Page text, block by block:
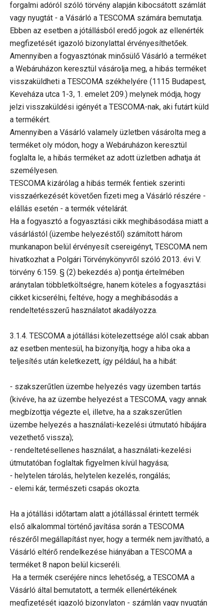
forgalmi adóról szóló törvény alapján kibocsátott számlát
vagy nyugtát - a Vásárló a TESCOMA számára bemutatja.
Ebben az esetben a jótállásból eredő jogok az ellenérték
megfizetését igazoló bizonylattal érvényesíthetőek.
Amennyiben a fogyasztónak minősülő Vásárló a terméket
a Webáruházon keresztül vásárolja meg, a hibás terméket
visszaküldheti a TESCOMA székhelyére (1115 Budapest,
Keveháza utca 1-3, 1. emelet 209.) melynek módja, hogy
jelzi visszaküldési igényét a TESCOMA-nak, aki futárt küld
a termékért.
Amennyiben a Vásárló valamely üzletben vásárolta meg a
terméket oly módon, hogy a Webáruházon keresztül
foglalta le, a hibás terméket az adott üzletben adhatja át
személyesen.
TESCOMA kizárólag a hibás termék fentiek szerinti
visszaérkezését követően fizeti meg a Vásárló részére -
elállás esetén - a termék vételárát.
Ha a fogyasztó a fogyasztási cikk meghibásodása miatt a
vásárlástól (üzembe helyezéstől) számított három
munkanapon belül érvényesít csereigényt, TESCOMA nem
hivatkozhat a Polgári Törvénykönyvről szóló 2013. évi V.
törvény 6:159. § (2) bekezdés a) pontja értelmében
aránytalan többletköltségre, hanem köteles a fogyasztási
cikket kicserélni, feltéve, hogy a meghibásodás a
rendeltetésszerű használatot akadályozza.
3.1.4. TESCOMA a jótállási kötelezettsége alól csak abban
az esetben mentesül, ha bizonyítja, hogy a hiba oka a
teljesítés után keletkezett, így például, ha a hibát:
- szakszerűtlen üzembe helyezés vagy üzemben tartás
(kivéve, ha az üzembe helyezést a TESCOMA, vagy annak
megbízottja végezte el, illetve, ha a szakszerűtlen
üzembe helyezés a használati-kezelési útmutató hibájára
vezethető vissza);
- rendeltetésellenes használat, a használati-kezelési
útmutatóban foglaltak figyelmen kívül hagyása;
- helytelen tárolás, helytelen kezelés, rongálás;
- elemi kár, természeti csapás okozta.
Ha a jótállási időtartam alatt a jótállással érintett termék
első alkalommal történő javítása során a TESCOMA
részéről megállapítást nyer, hogy a termék nem javítható, a
Vásárló eltérő rendelkezése hiányában a TESCOMA a
terméket 8 napon belül kicseréli.
Ha a termék cseréjére nincs lehetőség, a TESCOMA a
Vásárló által bemutatott, a termék ellenértékének
megfizetését igazoló bizonylaton - számlán vagy nyugtán